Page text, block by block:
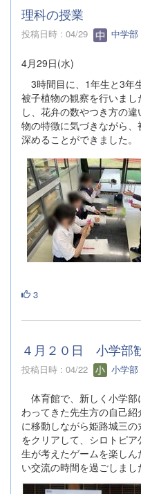
理科の授業
投稿日時 : 04/29 中学部
4月29日(水)
3時間目に、1年生と3年
被子植物の観察を行いま
し、花弁の数やつき方の
物の特徴に気づきながら
深めることができました。
3
４月２０日 小学部
投稿日時 : 04/22 小学部
体育館で、新しく小学部
わってきた先生方の自己
に移動しながら姫路城三
をクリアして、シロトピ
生が考えたゲームを楽し
い交流の時間を過ごしまし